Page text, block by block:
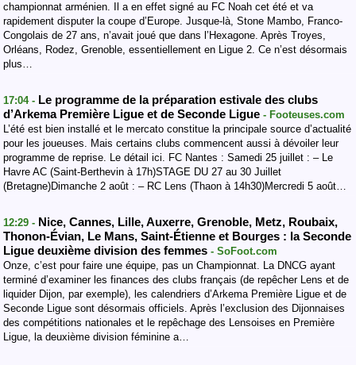
championnat arménien. Il a en effet signé au FC Noah cet été et va
rapidement disputer la coupe d’Europe. Jusque-là, Stone Mambo, Franco-
Congolais de 27 ans, n’avait joué que dans l’Hexagone. Après Troyes,
Orléans, Rodez, Grenoble, essentiellement en Ligue 2. Ce n’est désormais
plus…
17:04 - Le programme de la préparation estivale des clubs
d’Arkema Première Ligue et de Seconde Ligue - Footeuses.com
L’été est bien installé et le mercato constitue la principale source d’actualité
pour les joueuses. Mais certains clubs commencent aussi à dévoiler leur
programme de reprise. Le détail ici. FC Nantes : Samedi 25 juillet : – Le
Havre AC (Saint-Berthevin à 17h)STAGE DU 27 au 30 Juillet
(Bretagne)Dimanche 2 août : – RC Lens (Thaon à 14h30)Mercredi 5 août…
12:29 - Nice, Cannes, Lille, Auxerre, Grenoble, Metz, Roubaix,
Thonon-Évian, Le Mans, Saint-Étienne et Bourges : la Seconde
Ligue deuxième division des femmes - SoFoot.com
Onze, c’est pour faire une équipe, pas un Championnat. La DNCG ayant
terminé d’examiner les finances des clubs français (de repêcher Lens et de
liquider Dijon, par exemple), les calendriers d’Arkema Première Ligue et de
Seconde Ligue sont désormais officiels. Après l’exclusion des Dijonnaises
des compétitions nationales et le repêchage des Lensoises en Première
Ligue, la deuxième division féminine a…